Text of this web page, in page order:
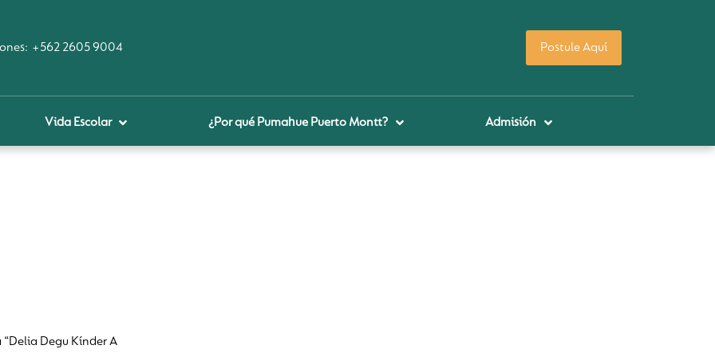
+562 2605 9004 Postule Aquí
Vida Escolar ¿Por qué Pumahue Puerto Montt? Admisión
Degu Kínder A